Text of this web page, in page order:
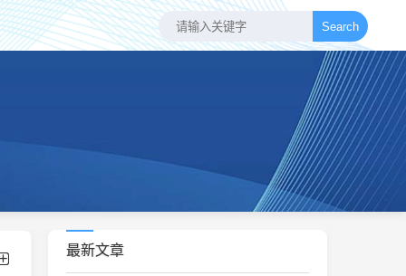
Search
最新文章